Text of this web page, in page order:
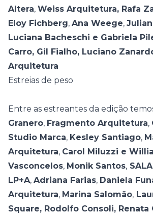
Altera, Weiss Arquitetura, Rafa
Eloy Fichberg, Ana Weege,
Luciana Bacheschi e Gabriela
Carro, Gil Fialho, Luciano
Arquitetura
Estreias de peso
Entre as estreantes da edição
Granero, Fragmento Arquitetura,
Studio Marca, Kesley Santiago,
Arquitetura, Carol Miluzzi e
Vasconcelos, Monik Santos,
LP+A, Adriana Farias, Daniela
Arquitetura, Marina Salomão,
Square, Rodolfo Consoli, Renata